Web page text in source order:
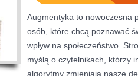
Augmentyka to nowoczesna
osób, które chcą poznawać
wpływ na społeczeństwo.
myślą o czytelnikach, którzy
algorytmy zmieniają nasze